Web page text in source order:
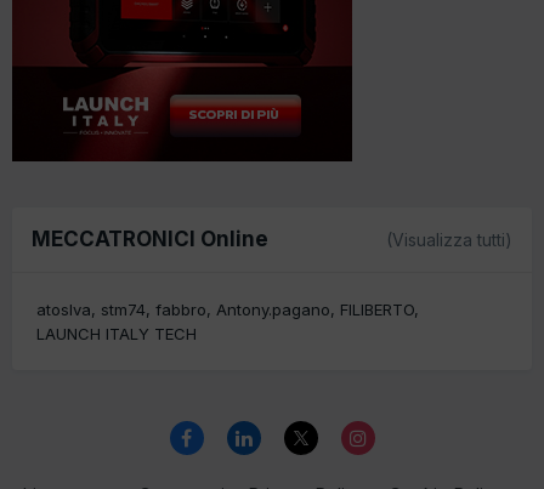
MECCATRONICI Online (Visualizza tutti)
atoslva stm74 fabbro Antony.pagano
FILIBERTO
LAUNCH ITALY TECH